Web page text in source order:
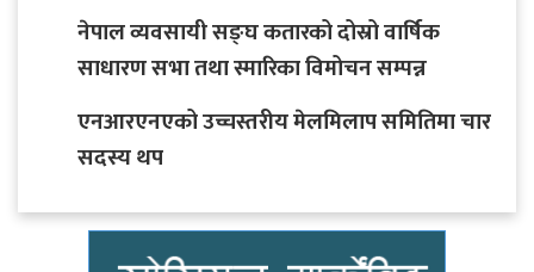
नेपाल व्यवसायी सङ्घ कतारको दोस्रो वार्षिक
साधारण सभा तथा स्मारिका विमोचन सम्पन्न
एनआरएनएको उच्चस्तरीय मेलमिलाप समितिमा चार
सदस्य थप